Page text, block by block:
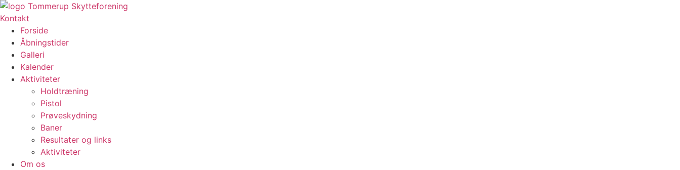
Videre
til
indhold
Kontakt
Forside
Åbningstider
Galleri
Kalender
Aktiviteter
Holdtræning
Pistol
Prøveskydning
Baner
Resultater og links
Aktiviteter
Om os